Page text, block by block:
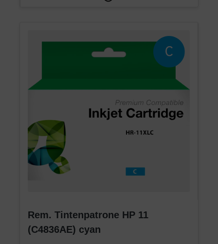
Rem. Tintenpatrone HP 11
(C4836AE) cyan